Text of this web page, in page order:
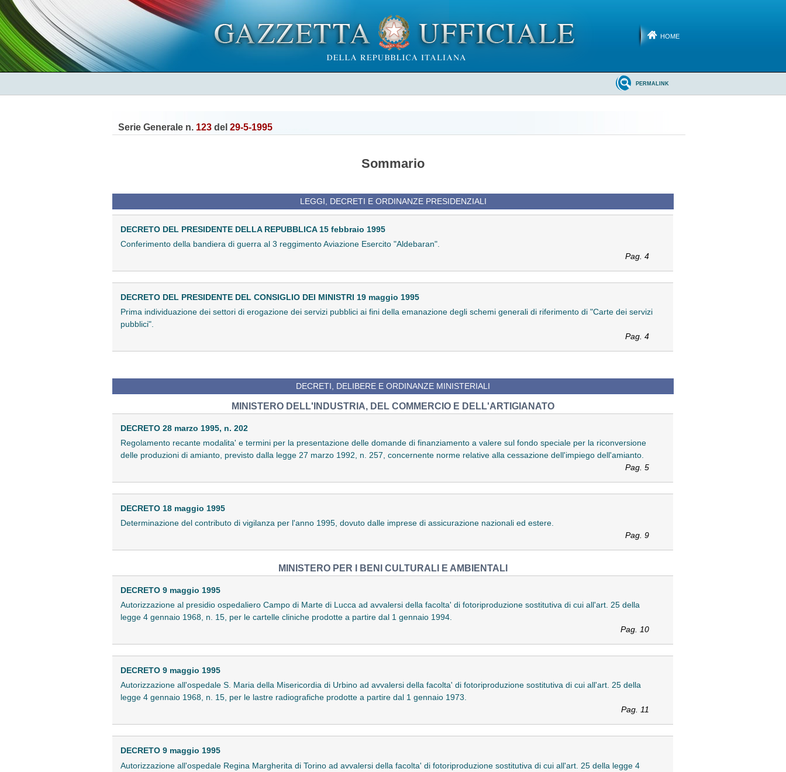
HOME
PERMALINK
Serie Generale n. 123 del 29-5-1995
Sommario
LEGGI, DECRETI E ORDINANZE PRESIDENZIALI
DECRETO DEL PRESIDENTE DELLA REPUBBLICA 15 febbraio 1995
Conferimento della bandiera di guerra al 3 reggimento Aviazione Esercito "Aldebaran".
Pag. 4
DECRETO DEL PRESIDENTE DEL CONSIGLIO DEI MINISTRI 19 maggio 1995
Prima individuazione dei settori di erogazione dei servizi pubblici ai fini della emanazione degli schemi generali di riferimento di "Carte dei servizi
pubblici".
Pag. 4
DECRETI, DELIBERE E ORDINANZE MINISTERIALI
MINISTERO DELL'INDUSTRIA, DEL COMMERCIO E DELL'ARTIGIANATO
DECRETO 28 marzo 1995, n. 202
Regolamento recante modalita' e termini per la presentazione delle domande di finanziamento a valere sul fondo speciale per la riconversione
delle produzioni di amianto, previsto dalla legge 27 marzo 1992, n. 257, concernente norme relative alla cessazione dell'impiego dell'amianto.
Pag. 5
DECRETO 18 maggio 1995
Determinazione del contributo di vigilanza per l'anno 1995, dovuto dalle imprese di assicurazione nazionali ed estere.
Pag. 9
MINISTERO PER I BENI CULTURALI E AMBIENTALI
DECRETO 9 maggio 1995
Autorizzazione al presidio ospedaliero Campo di Marte di Lucca ad avvalersi della facolta' di fotoriproduzione sostitutiva di cui all'art. 25 della
legge 4 gennaio 1968, n. 15, per le cartelle cliniche prodotte a partire dal 1 gennaio 1994.
Pag. 10
DECRETO 9 maggio 1995
Autorizzazione all'ospedale S. Maria della Misericordia di Urbino ad avvalersi della facolta' di fotoriproduzione sostitutiva di cui all'art. 25 della
legge 4 gennaio 1968, n. 15, per le lastre radiografiche prodotte a partire dal 1 gennaio 1973.
Pag. 11
DECRETO 9 maggio 1995
Autorizzazione all'ospedale Regina Margherita di Torino ad avvalersi della facolta' di fotoriproduzione sostitutiva di cui all'art. 25 della legge 4